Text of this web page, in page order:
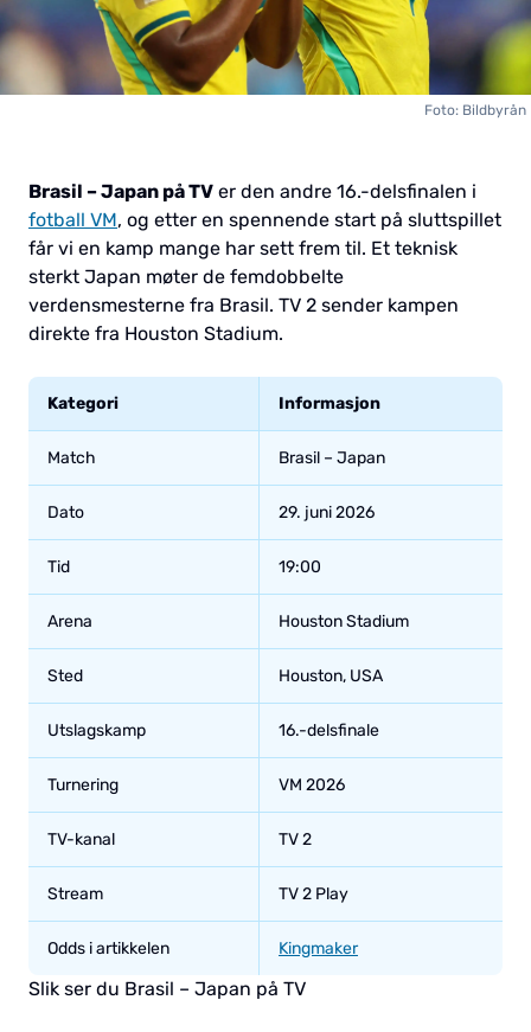
Foto: Bildbyrån
Brasil – Japan på TV er den andre 16.-delsfinalen i
fotball VM, og etter en spennende start på sluttspillet
får vi en kamp mange har sett frem til. Et teknisk
sterkt Japan møter de femdobbelte
verdensmesterne fra Brasil. TV 2 sender kampen
direkte fra Houston Stadium.
Kategori Informasjon
Match Brasil – Japan
Dato 29. juni 2026
Tid 19:00
Arena Houston Stadium
Sted Houston, USA
Utslagskamp 16.-delsfinale
Turnering VM 2026
TV-kanal TV 2
Stream TV 2 Play
Odds i artikkelen Kingmaker
Slik ser du Brasil – Japan på TV